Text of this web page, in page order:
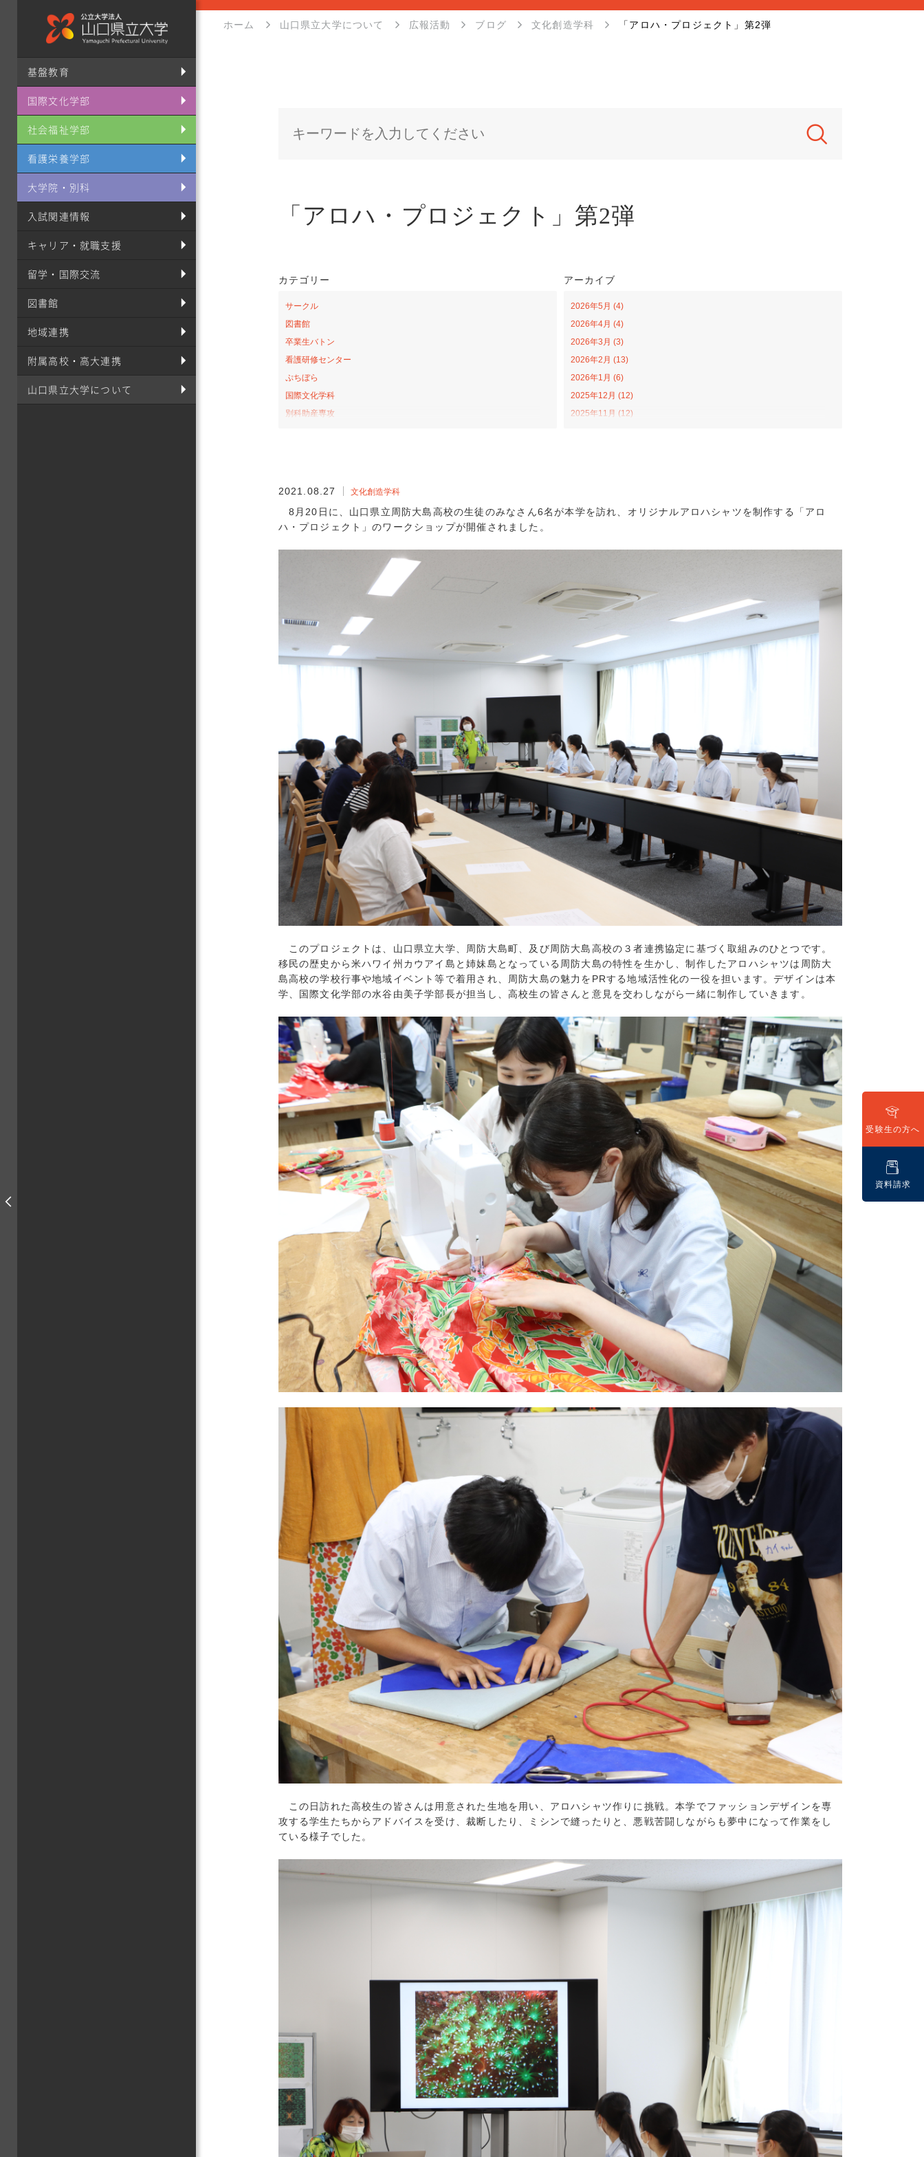
基盤教育
国際文化学部
社会福祉学部
看護栄養学部
大学院・別科
入試関連情報
キャリア・就職支援
留学・国際交流
図書館
地域連携
附属高校・高大連携
山口県立大学について
ホーム 山口県立大学について 広報活動 ブログ 文化創造学科 「アロハ・プロジェクト」第2弾
「アロハ・プロジェクト」第2弾
カテゴリー
サークル
図書館
卒業生バトン
看護研修センター
ぷちぼら
国際文化学科
別科助産専攻
山口-ナバラ コラボ広場
社会福祉学科
食育戦隊ゴハンジャー
文化創造学科
情報社会学科
グローバル
学生活動
キャリア
高大連携推進事業
その他
アーカイブ
2026年5月 (4)
2026年4月 (4)
2026年3月 (3)
2026年2月 (13)
2026年1月 (6)
2025年12月 (12)
2025年11月 (12)
2024年12月 (8)
2024年11月 (10)
2024年9月 (5)
2024年8月 (15)
2024年7月 (7)
2024年6月 (8)
2024年5月 (7)
2024年4月 (5)
2024年3月 (1)
2024年2月 (5)
2024年1月 (4)
2023年11月 (13)
2023年10月 (10)
2023年9月 (7)
2023年8月 (13)
2023年7月 (10)
2023年6月 (7)
2023年4月 (7)
2023年3月 (9)
2023年2月 (7)
2022年12月 (16)
2022年11月 (13)
2022年10月 (7)
2022年9月 (7)
2022年8月 (7)
2022年7月 (15)
2022年6月 (9)
2022年5月 (6)
2022年4月 (7)
2022年3月 (11)
2022年2月 (7)
2022年1月 (8)
2021年12月 (16)
2021年11月 (8)
2021年10月 (9)
2021年9月 (7)
2021年8月 (10)
2021年7月 (8)
2021年6月 (8)
2021年5月 (6)
2021年4月 (2)
2021年2月 (5)
2020年10月 (3)
2020年9月 (3)
2020年8月 (2)
2020年3月 (3)
2020年2月 (4)
2020年1月 (2)
2019年12月 (5)
2019年11月 (7)
2019年10月 (5)
2019年9月 (2)
2019年8月 (5)
2019年7月 (12)
2019年6月 (2)
2019年5月 (5)
2019年3月 (1)
2018年12月 (9)
2018年11月 (4)
2018年9月 (3)
2018年8月 (8)
2021.08.27 文化創造学科
8月20日に、山口県立周防大島高校の生徒のみなさん6名が本学を訪れ、オリジナルアロハシャツを制作する「アロ
ハ・プロジェクト」のワークショップが開催されました。
このプロジェクトは、山口県立大学、周防大島町、及び周防大島高校の３者連携協定に基づく取組みのひとつです。
移民の歴史から米ハワイ州カウアイ島と姉妹島となっている周防大島の特性を生かし、制作したアロハシャツは周防大
島高校の学校行事や地域イベント等で着用され、周防大島の魅力をPRする地域活性化の一役を担います。デザインは本
学、国際文化学部の水谷由美子学部長が担当し、高校生の皆さんと意見を交わしながら一緒に制作していきます。
この日訪れた高校生の皆さんは用意された生地を用い、アロハシャツ作りに挑戦。本学でファッションデザインを専
攻する学生たちからアドバイスを受け、裁断したり、ミシンで縫ったりと、悪戦苦闘しながらも夢中になって作業をし
ている様子でした。
受験生の方へ
資料請求